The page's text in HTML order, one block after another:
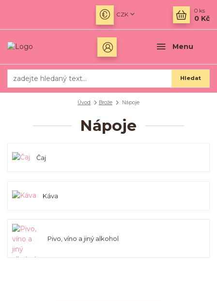
Menu
CZK
Hledat
0 ks
0 Kč
Úvod Brože Nápoje
Nápoje
Čaj
Káva
Pivo, víno a jiný alkohol